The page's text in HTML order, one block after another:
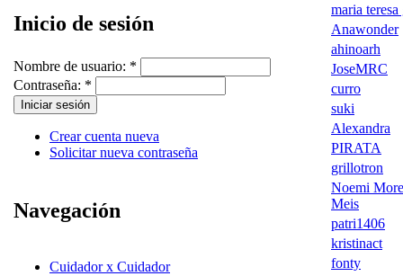
Inicio de sesión
Nombre de usuario: *
Contraseña: *
Crear cuenta nueva
Solicitar nueva contraseña
Navegación
Cuidador x Cuidador
maria teresa
Anawonder
ahinoarh
JoseMRC
curro
suki
Alexandra
PIRATA
grillotron
Noemi
Meis
patri1406
kristinact
fonty